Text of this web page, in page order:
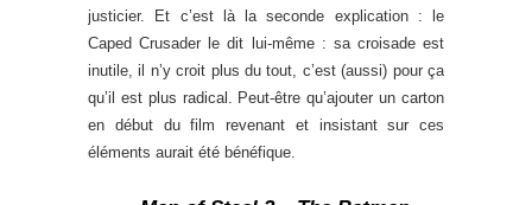
justicier. Et c’est là la seconde explication : le
Caped Crusader le dit lui-même : sa croisade est
inutile, il n’y croit plus du tout, c’est (aussi) pour ça
qu’il est plus radical. Peut-être qu’ajouter un carton
en début du film revenant et insistant sur ces
éléments aurait été bénéfique.